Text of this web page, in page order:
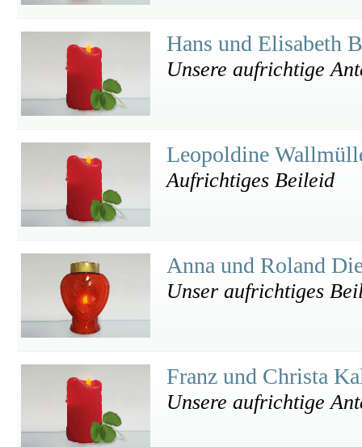
Hans und Elisabeth
Unsere aufrichtige
Leopoldine
Aufrichtiges Beileid
Anna und Roland
Unser aufrichtiges
Franz und Christa
Unsere aufrichtige